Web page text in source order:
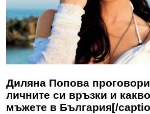
Диляна Попова проговори
личните си връзки и
мъжете в България[/